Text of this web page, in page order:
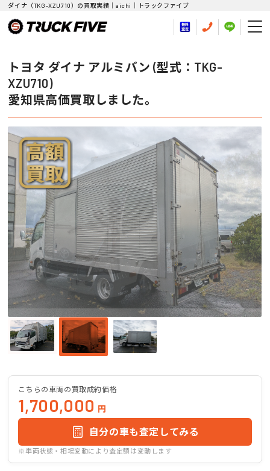
ダイナ（TKG-XZU710）の買取実績｜aichi｜トラックファイブ
トヨタ ダイナ アルミバン (型式：TKG-
XZU710)
愛知県高価買取しました。
こちらの車両の買取成約価格
1,700,000 円
自分の車も査定してみる
※車両状態・相場変動により査定額は変動します